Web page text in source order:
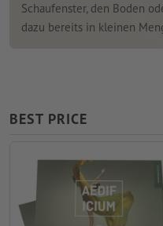
Schaufenster, den Boden
dazu bereits in kleinen
BEST PRICE